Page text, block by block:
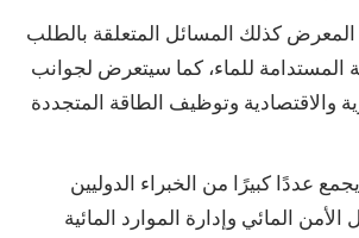
كذلك المسائل المتعلقة بالطلب
المستدامة للماء، كما سيتعرض لجوانب
والاقتصادية وتوظيف الطاقة المتجددة
عددًا كبيرًا من الخبراء الدوليين
المائي وإدارة الموارد المائية